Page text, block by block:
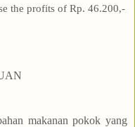
the profits of Rp. 46.200,-
makanan pokok yang